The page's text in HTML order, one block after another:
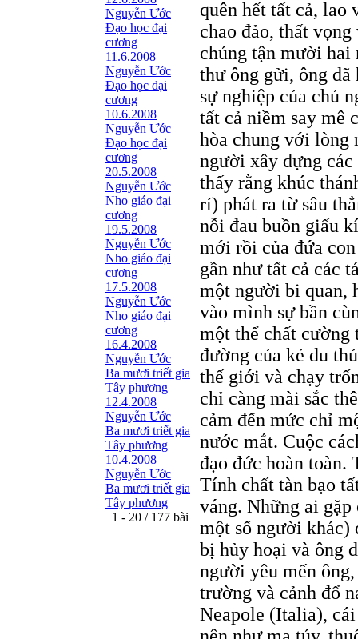
Nguyễn Ước
Ðạo học đại
cương
11.6.2008
Nguyễn Ước
Ðạo học đại
cương
10.6.2008
Nguyễn Ước
Ðạo học đại
cương
20.5.2008
Nguyễn Ước
Nho giáo đại
cương
19.5.2008
Nguyễn Ước
Nho giáo đại
cương
17.5.2008
Nguyễn Ước
Nho giáo đại
cương
16.4.2008
Nguyễn Ước
Ba mươi triết gia
Tây phương
12.4.2008
Nguyễn Ước
Ba mươi triết gia
Tây phương
10.4.2008
Nguyễn Ước
Ba mươi triết gia
Tây phương
1 - 20 / 177 bài
quên hết tất cả, lao
chao đảo, thất
chúng tận mười hai
thư ông gửi, ông đã
sự nghiệp của chủ
tất cả niềm say mê
hòa chung với lòng
người xây dựng
thấy rằng khúc
rỉ) phát ra từ sâu
nỗi đau buồn giấu
mới rồi của đứa
gần như tất cả các
một người bi quan,
vào mình sự bần
một thể chất cường
đường của kẻ du
thế giới và chạy
chỉ càng mài sắc
cảm đến mức chỉ
nước mắt. Cuộc
đạo đức hoàn toàn.
Tính chất tàn bạo
váng. Những ai
một số người khác)
bị hủy hoại và ông
người yêu mến
trường và cảnh đổ
Neapole (Italia),